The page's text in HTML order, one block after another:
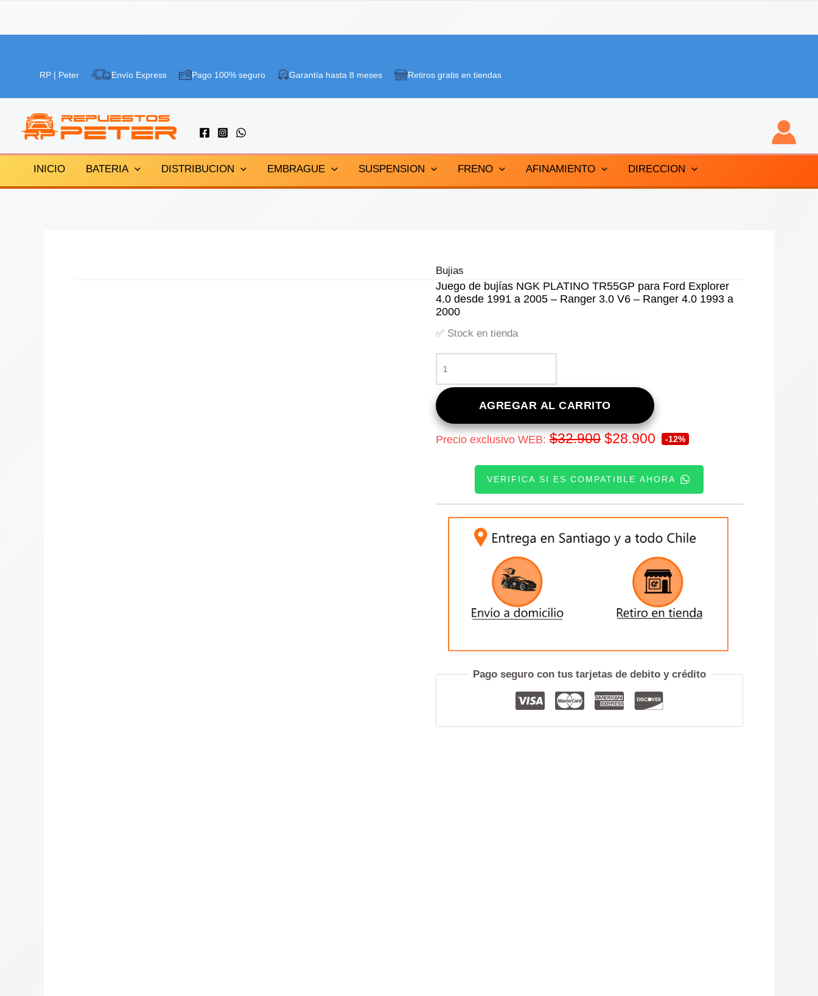
contenido
RP | Peter Envío Express Pago 100% seguro Garantía hasta 8 meses Retiros gratis en tiendas
INICIO BATERIA DISTRIBUCION EMBRAGUE SUSPENSION FRENO AFINAMIENTO DIRECCION
Bujias
Juego de bujías NGK PLATINO TR55GP para Ford Explorer
4.0 desde 1991 a 2005 – Ranger 3.0 V6 – Ranger 4.0 1993 a
2000
✅ Stock en tienda
DE
BUJÍAS
NGK
PLATINO
TR55GP
PARA
EXPLORER
1991
CANTIDAD
AGREGAR AL CARRITO
Precio exclusivo WEB: $32.900 El
precio
era:
$32.900.
$28.900El
precio
actual
es:
$28.900.
-12%
VERIFICA SI ES COMPATIBLE AHORA
Pago seguro con tus tarjetas de debito y crédito